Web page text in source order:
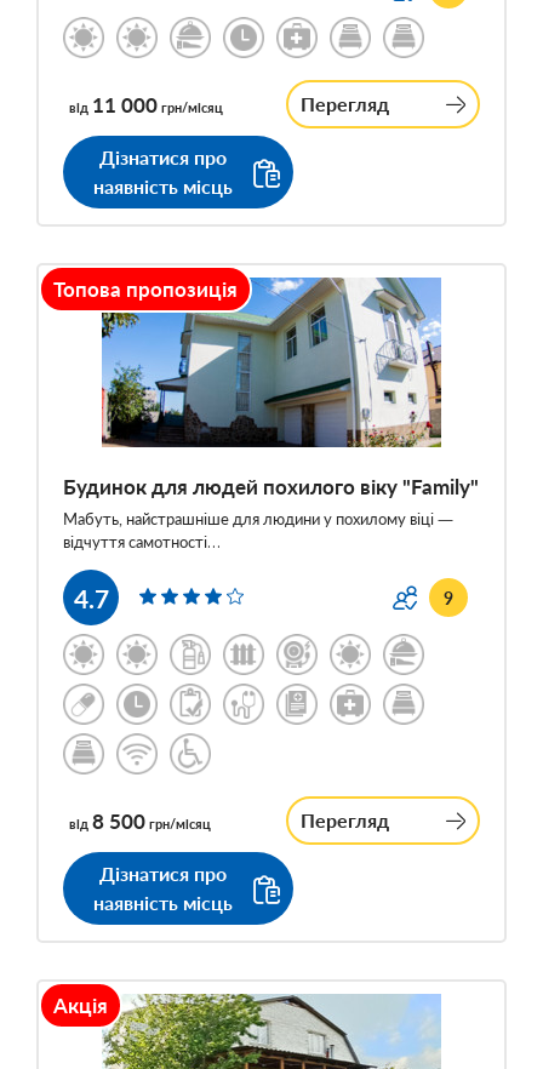
від 11 000 грн/місяц Перегляд
Дізнатися про
наявність місць
Топова пропозиція
Будинок для людей похилого віку "Family"
Мабуть, найстрашніше для людини у похилому віці —
відчуття самотності…
4.7 9
від 8 500 грн/місяц Перегляд
Дізнатися про
наявність місць
Акція